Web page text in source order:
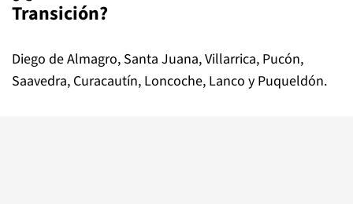
Transición?
Diego de Almagro, Santa Juana, Villarrica, Pucón,
Saavedra, Curacautín, Loncoche, Lanco y Puqueldón.